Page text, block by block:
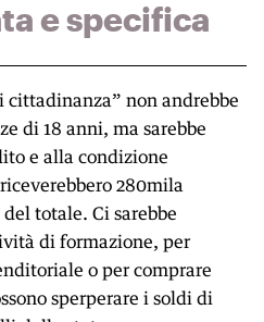
e specifica
cittadinanza” non andrebbe
di 18 anni, ma sarebbe
e alla condizione
280mila
totale. Ci sarebbe
di formazione, per
o per comprare
sperperare i soldi di